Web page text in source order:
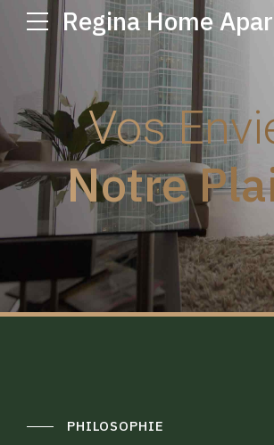
Regina Home
Vos
Notre
PHILOSOPHIE